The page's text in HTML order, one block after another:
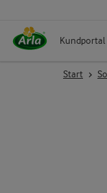
Kundportal
Start